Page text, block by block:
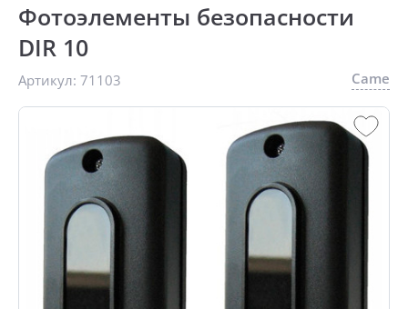
Фотоэлементы безопасности
DIR 10
Артикул: 71103 Came